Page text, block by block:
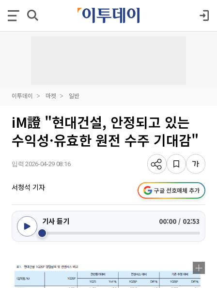
이투데이 마켓 일반
iM證 "현대건설, 안정되고 있는
수익성·유효한 원전 수주 기대감"
입력 2026-04-29 08:16
서청석 기자 구글 선호매체 추가
기사 듣기 00:00 / 02:53